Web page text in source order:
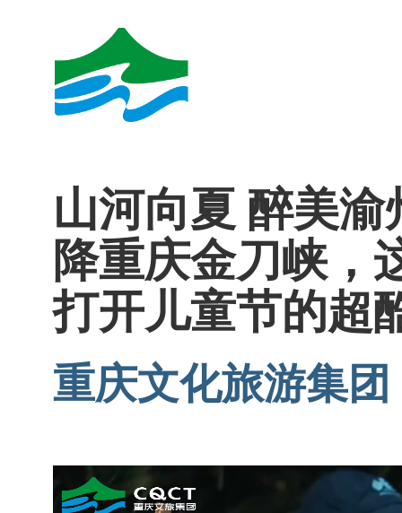
山河向夏 醉美
降重庆金刀峡，
打开儿童节的超
重庆文化旅游集团